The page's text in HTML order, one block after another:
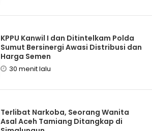
KPPU Kanwil I dan Ditintelkam Polda
Sumut Bersinergi Awasi Distribusi dan
Harga Semen
30 menit lalu
Terlibat Narkoba, Seorang Wanita
Asal Aceh Tamiang Ditangkap di